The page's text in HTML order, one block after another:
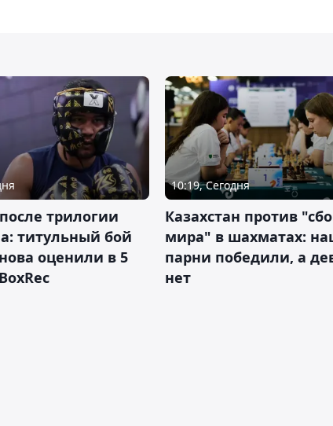
трилогии
титульный бой
оценили в 5
10:19, Сегодня
Казахстан против
мира" в шахматах:
парни победили, а
нет